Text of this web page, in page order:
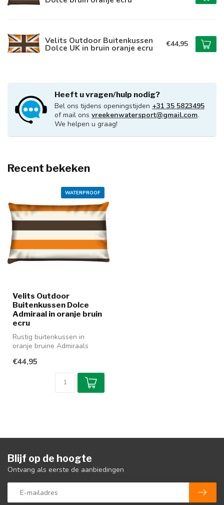
Velits Outdoor Buitenkussen
Dolce UK in bruin oranje ecru €44,95
Heeft u vragen/hulp nodig?
Bel ons tijdens openingstijden +31 35 5823495
of mail ons vreekenwatersport@gmail.com.
We helpen u graag!
Recent bekeken
WATERPROOF
Velits Outdoor
Buitenkussen Dolce
Admiraal in oranje bruin
ecru
Rustig buitenkussen in
oranje bruine Admiraals
Dolce ...
€44,95
Blijf op de hoogte
Ontvang als eerste de aanbiedingen